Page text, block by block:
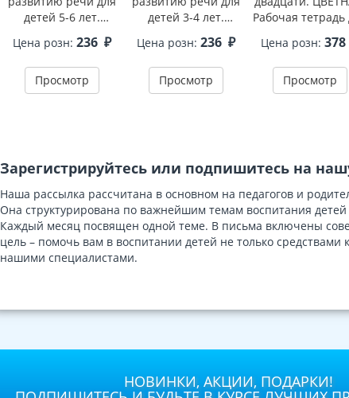
детей 5-6 лет.
Соответствует ФГОС
ДО - 3-е изд. испр.
Цена розн: 236 ₽
Просмотр
детей 3-4 лет.
Соответствует ФГОС
ДО - 3-е изд. испр.
Цена розн: 236 ₽
Просмотр
Рабочая тетрадь
Соответствует
ДО
Цена розн: 378
Просмотр
Зарегистрируйтесь или подпишитесь на
Наша рассылка рассчитана в основном на педагогов и
Она структурирована по важнейшим темам воспитания
Каждый месяц посвящен одной теме. В письма включены
цель – помочь вам в воспитании детей не только
нашими специалистами.
НОВИНКИ, АКЦИИ, ПОДАРКИ!